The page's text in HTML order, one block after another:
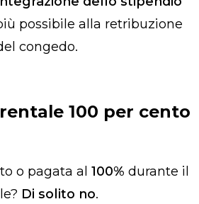
possibile alla retribuzione
congedo.
100 per cento​
o pagata al 100% durante il
Di solito no.